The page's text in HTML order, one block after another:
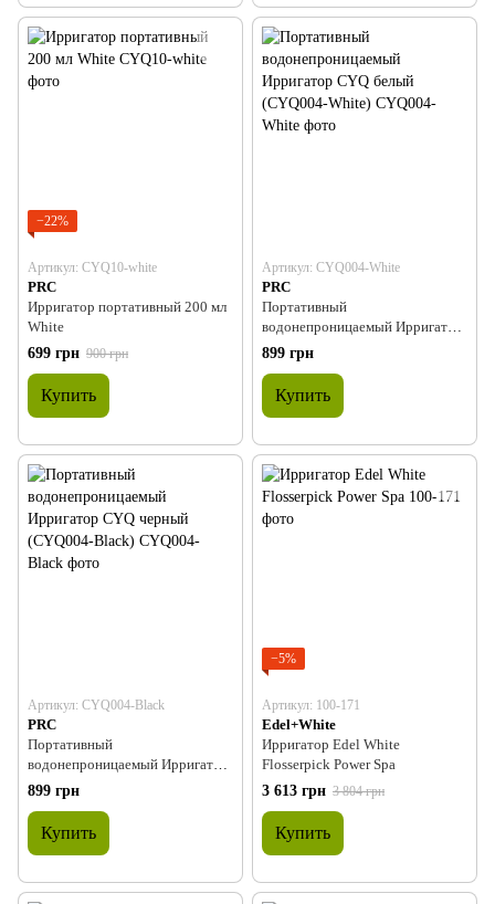
−22%
Артикул: CYQ10-white
PRC
Ирригатор портативный 200 мл
White
699 грн 900 грн
Купить
Артикул: CYQ004-White
PRC
Портативный
водонепроницаемый Ирригатор
CYQ белый (CYQ004-White)
899 грн
Купить
Артикул: CYQ004-Black
PRC
Портативный
водонепроницаемый Ирригатор
CYQ черный (CYQ004-Black)
899 грн
Купить
−5%
Артикул: 100-171
Edel+White
Ирригатор Edel White
Flosserpick Power Spa
3 613 грн 3 804 грн
Купить